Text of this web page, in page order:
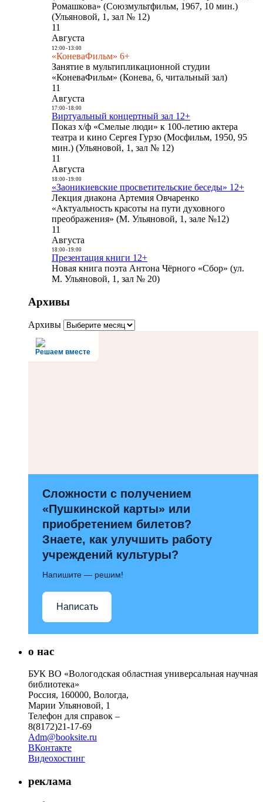
Ромашкова» (Союзмультфильм, 1967, 10 мин.)
(Ульяновой, 1, зал № 12)
11
Августа
12:00- 13:00
«КоневаФильм» 6+
Занятие в мультипликационной студии
«КоневаФильм» (Конева, 6, читальный зал)
11
Августа
17:00- 18:00
Виртуальный концертный зал 12+
Показ х/ф «Смелые люди» к 100-летию актера
театра и кино Сергея Гурзо (Мосфильм, 1950, 95
мин.) (Ульяновой, 1, зал № 12)
11
Августа
18:00- 19:00
«Заоникиевские просветительские беседы» 12+
Лекция диакона Артемия Овчаренко
«Актуальность красоты на пути духовного
преображения» (М. Ульяновой, 1, зале №12)
11
Августа
18:00- 19:00
Презентация книги 12+
Новая книга поэта Антона Чёрного «Сбор» (ул.
М. Ульяновой, 1, зал № 20)
Архивы
Архивы
Решаем вместе
Сложности с получением
«Пушкинской карты» или
приобретением билетов?
Знаете, как улучшить работу
учреждений культуры?
Напишите — решим!
Написать
о нас
БУК ВО «Вологодская областная универсальная научная
библиотека»
Россия, 160000, Вологда,
Марии Ульяновой, 1
Телефон для справок –
8(8172)21-17-69
Adm@booksite.ru
ВКонтакте
Видеохостинг
реклама